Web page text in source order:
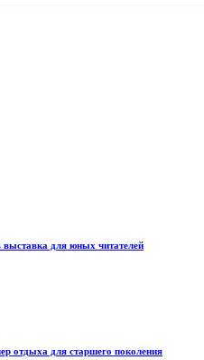
выставка для юных читателей
отдыха для старшего поколения